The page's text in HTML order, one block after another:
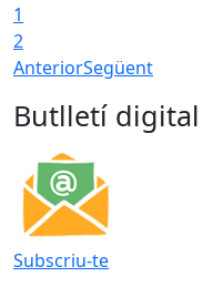
1
2
AnteriorSegüent
Butlletí digital
Subscriu-te